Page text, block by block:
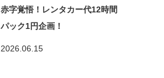
赤字覚悟！レンタカー代12時間
パック1円企画！
2026.06.15